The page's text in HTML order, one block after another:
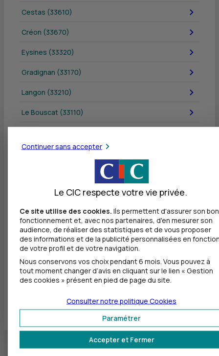
Cestas (33610)
Créon (33670)
Eysines (33320)
Gradignan (33170)
Langon (33210)
Le Bouscat (33110)
Lesparre-Médoc (33340)
Mérignac (33700)
Pauillac (33250)
Pessac (33600)
Talence (33400)
Villenave-d'Ornon (33140)
Tous les départements
Continuer sans accepter
Le CIC respecte votre vie privée.
Ce site utilise des cookies. Ils permettent d'assurer son bon
fonctionnement et, avec nos partenaires, d'en mesurer son
audience, de réaliser des statistiques et de vous proposer
des informations et de la publicité personnalisées en
de votre profil et de votre navigation.
Nous conservons vos choix pendant 6 mois. Vous pouvez à
tout moment changer d’avis en cliquant sur le lien « Gestion
des cookies » présent en pied de page du site.
Accepter et Fermer
Paramétrer
Consulter notre politique Cookies